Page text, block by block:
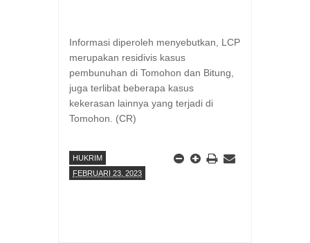
Informasi diperoleh menyebutkan, LCP
merupakan residivis kasus
pembunuhan di Tomohon dan Bitung,
juga terlibat beberapa kasus
kekerasan lainnya yang terjadi di
Tomohon. (CR)
HUKRIM
FEBRUARI 23, 2023